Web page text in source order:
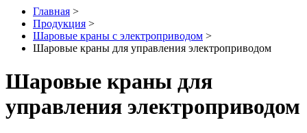
Главная >
Продукция >
Шаровые краны с электроприводом >
Шаровые краны для управления электроприводом
Шаровые краны для
управления электроприводом